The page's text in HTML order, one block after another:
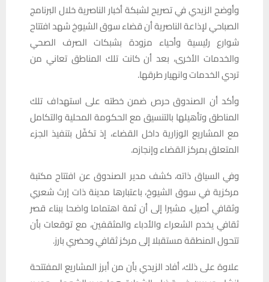
وأوضح الزيدي في تصريح لشبكة أخبار الناصرية خلال البرنامج
الصباحي لإذاعة الناصرية أن قضاء سوق الشيوخ شهد افتتاح
شوارع رئيسية وأحياء مزودة بشبكات الصرف الصحي
والخدمات الأخرى، بعد أن كانت تلك المناطق تعاني من
تردي الخدمات وانهيار طرقها.
وأكد أن الصندوق حرص ضمن خطته على استهداف تلك
المناطق وتأهيلها بالتنسيق مع الحكومة المحلية والتكامل
مع المشاريع الوزارية داخل القضاء، إذ تكفّل بتنفيذ الجزء
المتعلق بمركز القضاء وإنجازه.
وفي السياق ذاته، كشف مدير الصندوق عن افتتاح مكتبة
مركزية في سوق الشيوخ، باعتبارها مدينة ذات إرث شعري
وثقافي أصيل، مشيرا إلى أن ثمة اهتماما واضحا ببناء قصر
ثقافي يخدم الشعراء والأدباء والمثقفين، مع توقعات بأن
تتحول المنطقة مستقبلا إلى مركز ثقافي وحضري بارز.
علاوة على ذلك، أفاد الزيدي بأن من أبرز المشاريع المفتتحة